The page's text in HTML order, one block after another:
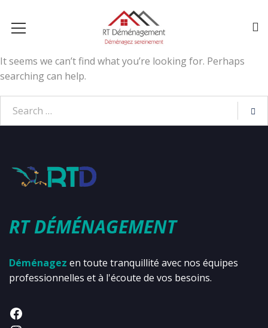
It seems we can’t find what you’re looking for. Perhaps
searching can help.
RT DÉMÉNAGEMENT
Déménagez en toute tranquillité avec nos équipes
professionnelles et à l'écoute de vos besoins.